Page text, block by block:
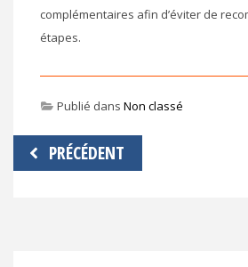
complémentaires afin d’éviter de
étapes.
Publié dans Non classé
Navigation
de
PRÉCÉDENT